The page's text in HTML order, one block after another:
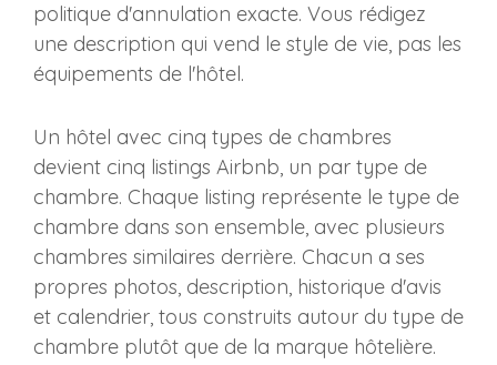
politique d'annulation exacte. Vous rédigez
une description qui vend le style de vie, pas les
équipements de l'hôtel.
Un hôtel avec cinq types de chambres
devient cinq listings Airbnb, un par type de
chambre. Chaque listing représente le type de
chambre dans son ensemble, avec plusieurs
chambres similaires derrière. Chacun a ses
propres photos, description, historique d'avis
et calendrier, tous construits autour du type de
chambre plutôt que de la marque hôtelière.